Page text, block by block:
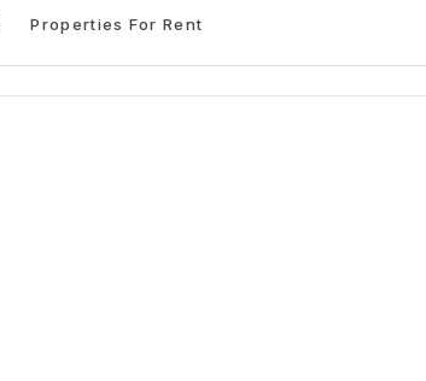
Properties For Rent